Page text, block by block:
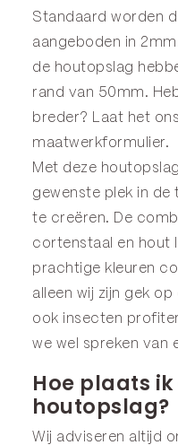
Standaard worden
aangeboden in
de houtopslag
rand van 50mm.
breder? Laat het
maatwerkformulier.
Met deze
gewenste plek in de
te creëren. De
cortenstaal en hout
prachtige kleuren
alleen wij zijn gek
ook insecten
we wel spreken van
Hoe plaats
houtopslag?
Wij adviseren altijd